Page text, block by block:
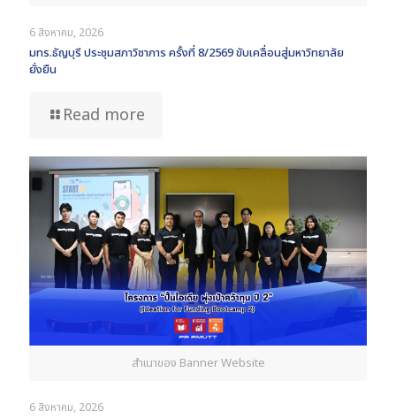
6 สิงหาคม, 2026
มทร.ธัญบุรี ประชุมสภาวิชาการ ครั้งที่ 8/2569 ขับเคลื่อนสู่มหาวิทยาลัย
ยั่งยืน
Read more
สำเนาของ Banner Website
6 สิงหาคม, 2026